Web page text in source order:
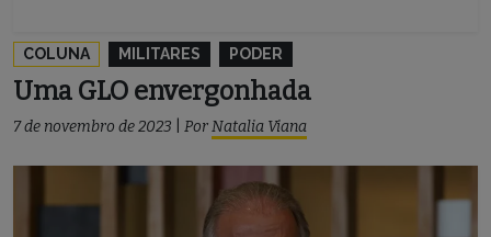
COLUNA MILITARES PODER
Uma GLO envergonhada
7 de novembro de 2023 PorNatalia Viana